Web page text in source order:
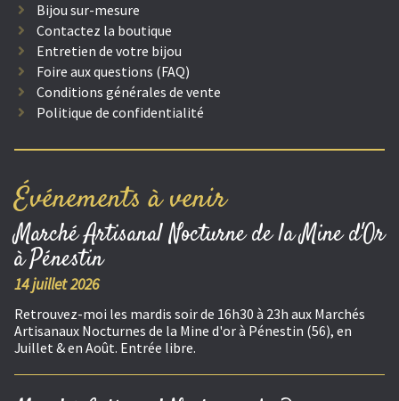
Bijou sur-mesure
Contactez la boutique
Entretien de votre bijou
Foire aux questions (FAQ)
Conditions générales de vente
Politique de confidentialité
Événements à venir
Marché Artisanal Nocturne de la Mine d'Or
à Pénestin
14 juillet 2026
Retrouvez-moi les mardis soir de 16h30 à 23h aux Marchés
Artisanaux Nocturnes de la Mine d'or à Pénestin (56), en
Juillet & en Août. Entrée libre.